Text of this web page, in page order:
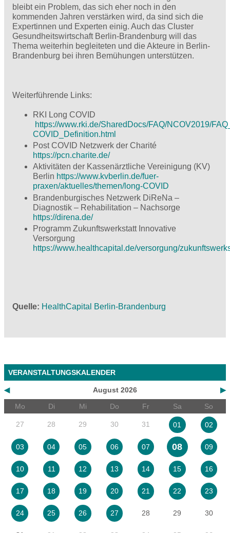
bleibt ein Problem, das sich eher noch in den
kommenden Jahren verstärken wird, da sind sich die
Expertinnen und Experten einig. Auch das Cluster
Gesundheitswirtschaft Berlin-Brandenburg will das
Thema weiterhin begleiteten und die Akteure in Berlin-
Brandenburg bei ihren Bemühungen unterstützen.
Weiterführende Links:
RKI Long COVID
https://www.rki.de/SharedDocs/FAQ/NCOV2019/
COVID_Definition.html
Post COVID Netzwerk der Charité
https://pcn.charite.de/
Aktivitäten der Kassenärztliche Vereinigung (KV)
Berlin https://www.kvberlin.de/fuer-
praxen/aktuelles/themen/long-COVID
Brandenburgisches Netzwerk DiReNa –
Diagnostik – Rehabilitation – Nachsorge
https://direna.de/
Programm Zukunftswerkstatt Innovative
Versorgung
https://www.healthcapital.de/versorgung/
Quelle HealthCapital Berlin-Brandenburg
VERANSTALTUNGSKALENDER
◀ ▶
August 2026
Mo
Di Mi Do Fr Sa So
27 28 29 30 31 01 02
03 04 05 06 07 08 09
10 11 12 13 14 15 16
17 18 19 20 21 22 23
24 25 26 27 28 29 30